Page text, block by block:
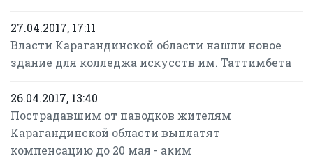
27.04.2017, 17:11
Власти Карагандинской области нашли новое
здание для колледжа искусств им. Таттимбета
26.04.2017, 13:40
Пострадавшим от паводков жителям
Карагандинской области выплатят
компенсацию до 20 мая - аким